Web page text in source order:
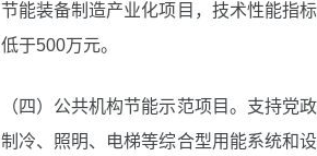
节能装备制造产业化项目，技术性能指
低于500万元。
（四）公共机构节能示范项目。支持党
制冷、照明、电梯等综合型用能系统和